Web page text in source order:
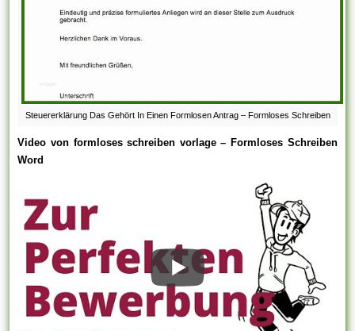
Steuererklärung Das Gehört In Einen Formlosen Antrag – Formloses Schreiben
Video von formloses schreiben vorlage – Formloses Schreiben
Word